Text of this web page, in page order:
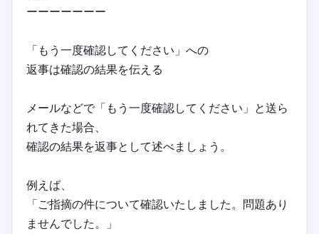
ーーーーーーー
「もう一度確認してください」への
返事は確認の結果を伝える
メールなどで「もう一度確認してください」と送ら
れてきた場合、
確認の結果を返事として述べましょう。
例えば、
「ご指摘の件について確認いたしました。問題あり
ませんでした。」